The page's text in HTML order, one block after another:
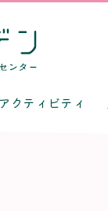
クティビティ